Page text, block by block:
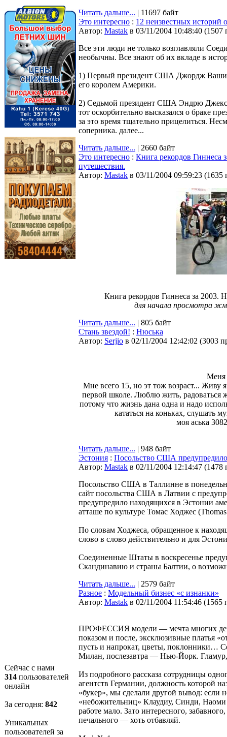
Сейчас с нами
314 пользователей
онлайн
За сегодня: 842
Уникальных
пользователей за
Читать дальше... | 11697 байт
Это интересно : 12 неизвестных
Автор: Мastak в 03/11/2004 10:48:40 (1507
Все эти люди не только возглавляли
необычны. Все знают об их вкладе в
1) Первый президент США Джордж
его королем Америки.
2) Седьмой президент США Эндрю
тот оскорбительно высказался о браке
за это время тщательно прицелиться.
соперника. далее...
Читать дальше... | 2660 байт
Это интересно : Книга рекордов Гиннеса
путешествия.
Автор: Мastak в 03/11/2004 09:59:23 (1635
Книга рекордов Гиннеса за 2003.
для начала просмотра
Читать дальше... | 805 байт
Стань звездой! : Нюська
Автор: Serjio в 02/11/2004 12:42:02 (3003
Меня
Мне всего 15, но эт тож возраст... Живу
первой школе. Люблю жить, радоваться
потому что жизнь дана одна и надо
кататься на коньках, слушать
моя аська
Читать дальше... | 948 байт
Эстония : Посольство США
Автор: Мastak в 02/11/2004 12:14:47 (1478
Посольство США в Таллинне в
сайт посольства США в Латвии с
предупредило находящихся в Эстонии
атташе по культуре Томас Ходжес
По словам Ходжеса, обращенное к
слово в слово действительно и для
Соединенные Штаты в воскресенье
Скандинавию и страны Балтии, о
Читать дальше... | 2579 байт
Разное : Модельный бизнес «с изнанки»
Автор: Мastak в 02/11/2004 11:54:46 (1565
ПРОФЕССИЯ модели — мечта многих
показом и после, эксклюзивные платья
пусть и напрокат, цветы, поклонники…
Милан, послезавтра — Нью-Йорк. Гламур,
Из подробного рассказа сотрудницы
агентств Германии, должность которой
«букер», мы сделали другой вывод: если
«небожительниц» Клаудиу, Синди,
работе мало. Зато интересного,
печального — хоть отбавляй.